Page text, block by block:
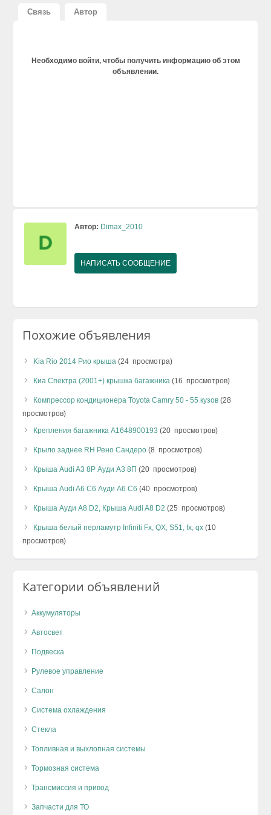
Связь Автор
Необходимо войти, чтобы получить информацию об этом
объявлении.
Автор: Dimax_2010
НАПИСАТЬ СООБЩЕНИЕ
Похожие объявления
Kia Rio 2014 Рио крыша (24 просмотра)
Киа Спектра (2001+) крышка багажника (16 просмотров)
Компрессор кондиционера Toyota Camry 50 - 55 кузов (28
просмотров)
Крепления багажника A1648900193 (20 просмотров)
Крыло заднее RH Рено Сандеро (8 просмотров)
Крыша Audi A3 8P Ауди А3 8П (20 просмотров)
Крыша Audi A6 C6 Ауди А6 С6 (40 просмотров)
Крыша Ауди А8 D2, Крыша Audi A8 D2 (25 просмотров)
Крыша белый перламутр Infiniti Fx, QX, S51, fx, qx (10
просмотров)
Категории объявлений
Аккумуляторы
Автосвет
Подвеска
Рулевое управление
Салон
Система охлаждения
Стекла
Топливная и выхлопная системы
Тормозная система
Трансмиссия и привод
Запчасти для ТО